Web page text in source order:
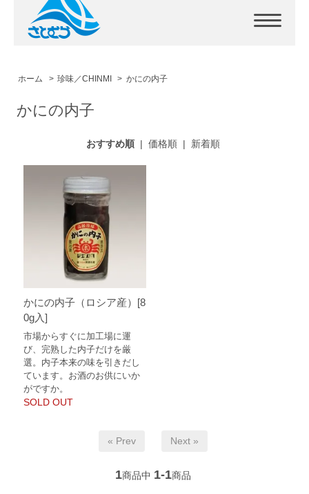
ホーム > 珍味／CHINMI > かにの内子
かにの内子
おすすめ順| 価格順| 新着順
かにの内子（ロシア産）[8
0g入]
市場からすぐに加工場に運
び、完熟した内子だけを厳
選。内子本来の味を引きだし
ています。お酒のお供にいか
がですか。
SOLD OUT
« Prev Next »
1商品中 1-1商品